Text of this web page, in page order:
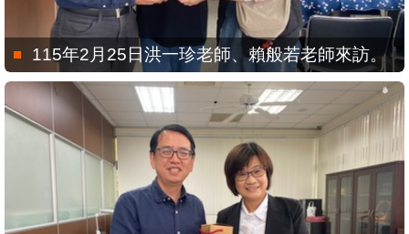
115年2月25日洪一珍老師、賴般若老師來訪。